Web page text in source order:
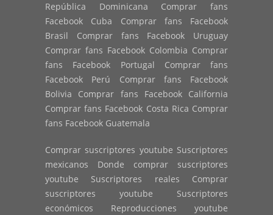
República Dominicana Comprar fans
Facebook Cuba Comprar fans Facebook
Brasil Comprar fans Facebook Uruguay
Comprar fans Facebook Colombia Comprar
fans Facebook Portugal Comprar fans
Facebook Perú Comprar fans Facebook
Bolivia Comprar fans Facebook California
Comprar fans Facebook Costa Rica Comprar
fans Facebook Guatemala
Comprar suscriptores youtube Suscriptores
mexicanos Donde comprar suscriptores
youtube Suscriptores reales Comprar
suscriptores youtube Suscriptores
económicos Reproducciones youtube